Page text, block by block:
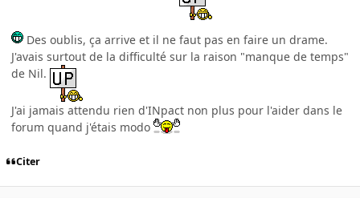
Des oublis, ça arrive et il ne faut pas en faire un drame.
J'avais surtout de la difficulté sur la raison "manque de temps"
de Nil.
J'ai jamais attendu rien d'INpact non plus pour l'aider dans le
forum quand j'étais modo
Citer